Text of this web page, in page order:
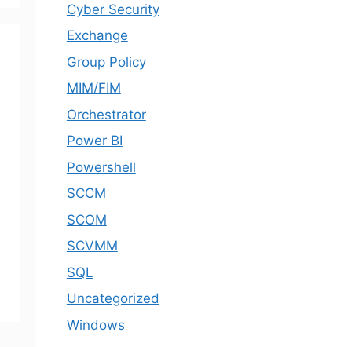
Cyber Security
Exchange
Group Policy
MIM/FIM
Orchestrator
Power BI
Powershell
SCCM
SCOM
SCVMM
SQL
Uncategorized
Windows